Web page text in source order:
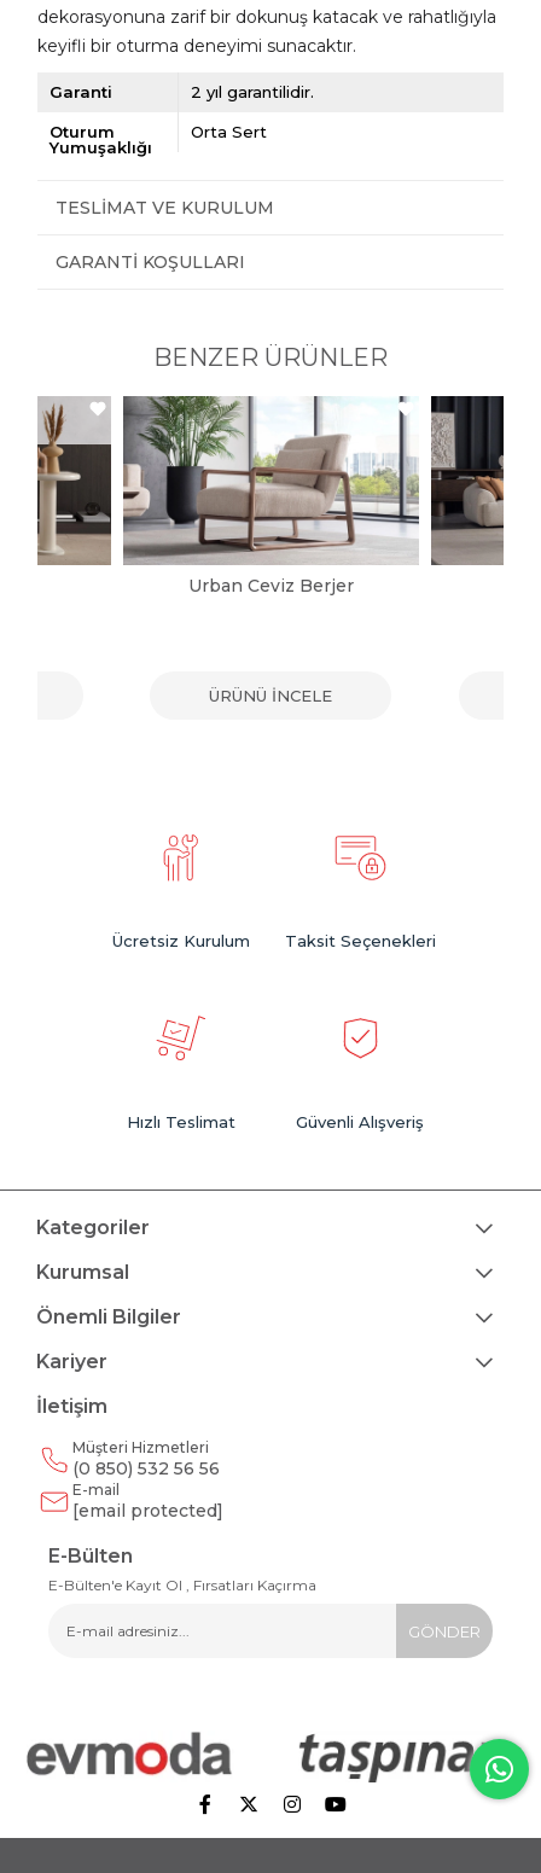
dekorasyonuna zarif bir dokunuş katacak ve rahatlığıyla
keyifli bir oturma deneyimi sunacaktır.
Garanti 2 yıl garantilidir.
Oturum
Yumuşaklığı
Orta Sert
TESLIMAT VE KURULUM
GARANTI KOŞULLARI
BENZER ÜRÜNLER
Urban Ceviz Berjer
ÜRÜNÜ İNCELE
Ücretsiz Kurulum Taksit Seçenekleri
Hızlı Teslimat Güvenli Alışveriş
Kategoriler
Kurumsal
Önemli Bilgiler
Kariyer
İletişim
Müşteri Hizmetleri
(0 850) 532 56 56
E-mail
[email protected]
E-Bülten
E-Bülten'e Kayıt Ol , Fırsatları Kaçırma
GÖNDER